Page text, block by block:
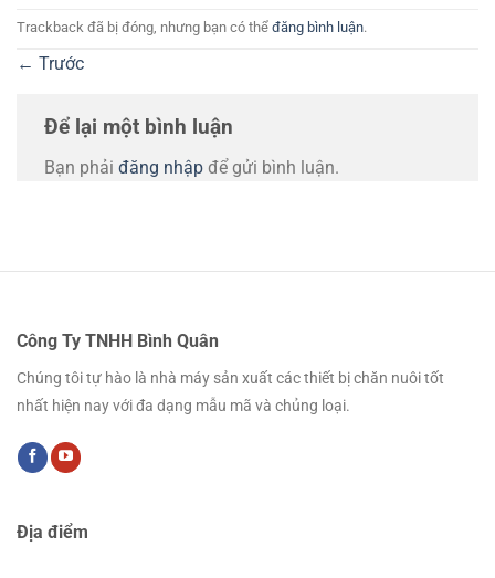
Trackback đã bị đóng, nhưng bạn có thể đăng bình luận.
← Trước
Để lại một bình luận
Bạn phải đăng nhập để gửi bình luận.
Công Ty TNHH Bình Quân
Chúng tôi tự hào là nhà máy sản xuất các thiết bị chăn nuôi tốt
nhất hiện nay với đa dạng mẫu mã và chủng loại.
Địa điểm